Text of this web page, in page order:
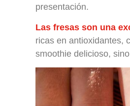
presentación.
Las fresas son una
ricas en antioxidantes,
smoothie delicioso,